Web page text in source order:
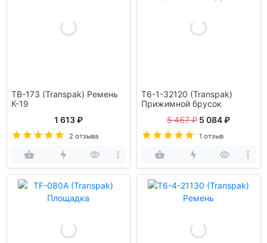
TB-173 (Transpak) Ремень
К-19
1 613 ₽
2 отзыва
T6-1-32120 (Transpak)
Прижимной брусок
5 467 ₽ 5 084 ₽
1 отзыв